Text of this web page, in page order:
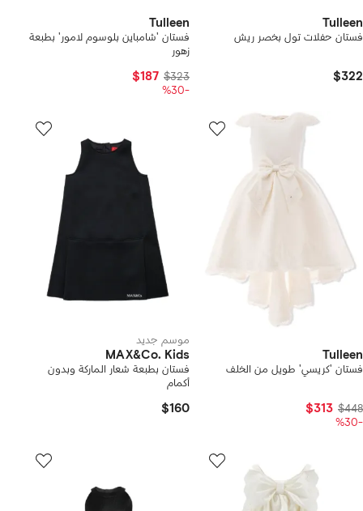
Tulleen
فستان حفلات تول بخصر ريش
$322
Tulleen
فستان 'شامباين بلوسوم لامور' بطبعة
زهور
$323
$187
-%30
Tulleen
فستان 'كريسي' طويل من الخلف
$448
$313
-%30
موسم جديد
MAX&Co. Kids
فستان بطبعة شعار الماركة وبدون
أكمام
$160